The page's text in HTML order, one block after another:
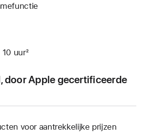
uur²
door Apple gecertificeerde
voor aantrekkelijke prijzen